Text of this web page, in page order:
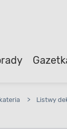
> Listwy